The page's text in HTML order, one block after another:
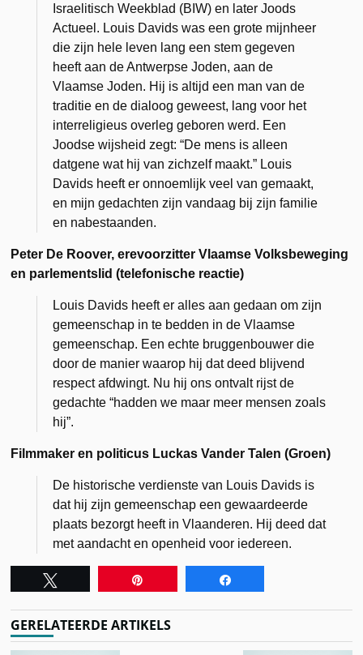
Israelitisch Weekblad (BIW) en later Joods
Actueel. Louis Davids was een grote mijnheer
die zijn hele leven lang een stem gegeven
heeft aan de Antwerpse Joden, aan de
Vlaamse Joden. Hij is altijd een man van de
traditie en de dialoog geweest, lang voor het
interreligieus overleg geboren werd. Een
Joodse wijsheid zegt: “De mens is alleen
datgene wat hij van zichzelf maakt.” Louis
Davids heeft er onnoemlijk veel van gemaakt,
en mijn gedachten zijn vandaag bij zijn familie
en nabestaanden.
Peter De Roover, erevoorzitter Vlaamse Volksbeweging
en parlementslid (telefonische reactie)
Louis Davids heeft er alles aan gedaan om zijn
gemeenschap in te bedden in de Vlaamse
gemeenschap. Een echte bruggenbouwer die
door de manier waarop hij dat deed blijvend
respect afdwingt. Nu hij ons ontvalt rijst de
gedachte “hadden we maar meer mensen zoals
hij”.
Filmmaker en politicus Luckas Vander Talen (Groen)
De historische verdienste van Louis Davids is
dat hij zijn gemeenschap een gewaardeerde
plaats bezorgt heeft in Vlaanderen. Hij deed dat
met aandacht en openheid voor iedereen.
GERELATEERDE ARTIKELS